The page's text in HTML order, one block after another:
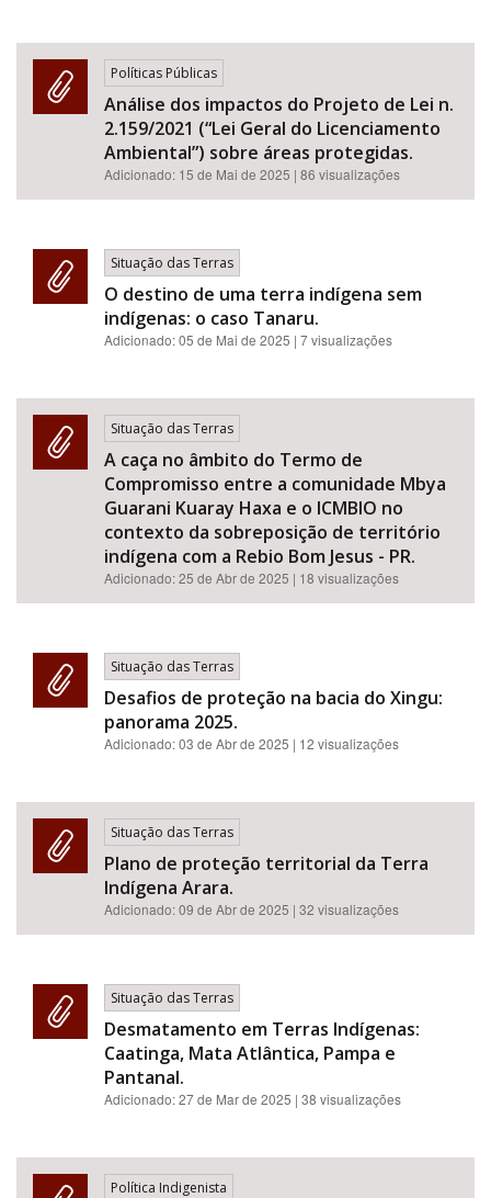
Políticas Públicas
Análise dos impactos do Projeto de Lei n.
2.159/2021 (“Lei Geral do Licenciamento
Ambiental”) sobre áreas protegidas.
Adicionado: 15 de Mai de 2025 | 86 visualizações
Situação das Terras
O destino de uma terra indígena sem
indígenas: o caso Tanaru.
Adicionado:05 de Mai de 2025 | 7 visualizações
Situação das Terras
A caça no âmbito do Termo de
Compromisso entre a comunidade Mbya
Guarani Kuaray Haxa e o ICMBIO no
contexto da sobreposição de território
indígena com a Rebio Bom Jesus - PR.
Adicionado:25 de Abr de 2025 | 18 visualizações
Situação das Terras
Desafios de proteção na bacia do Xingu:
panorama 2025.
Adicionado:03 de Abr de 2025 | 12 visualizações
Situação das Terras
Plano de proteção territorial da Terra
Indígena Arara.
Adicionado:09 de Abr de 2025 | 32 visualizações
Situação das Terras
Desmatamento em Terras Indígenas:
Caatinga, Mata Atlântica, Pampa e
Pantanal.
Adicionado:27 de Mar de 2025 | 38 visualizações
Política Indigenista